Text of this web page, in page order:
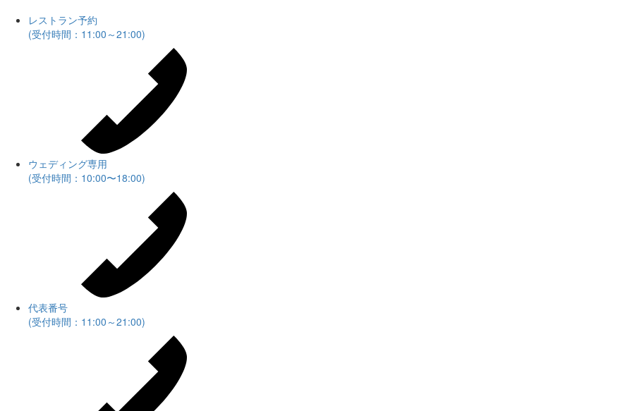
レストラン予約
(受付時間：11:00～21:00)
ウェディング専用
(受付時間：10:00〜18:00)
代表番号
(受付時間：11:00～21:00)